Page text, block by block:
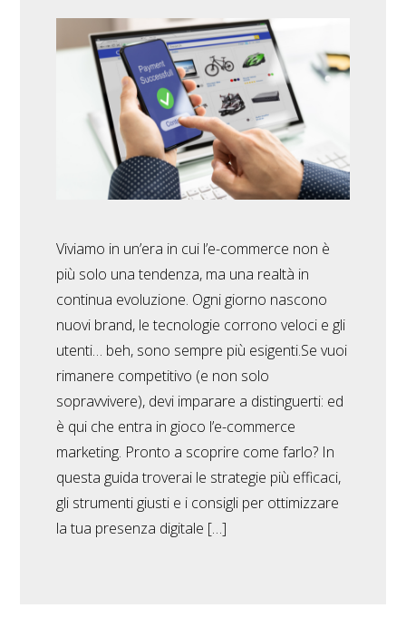
Viviamo in un’era in cui l’e-commerce non è
più solo una tendenza, ma una realtà in
continua evoluzione. Ogni giorno nascono
nuovi brand, le tecnologie corrono veloci e gli
utenti… beh, sono sempre più esigenti.Se vuoi
rimanere competitivo (e non solo
sopravvivere), devi imparare a distinguerti: ed
è qui che entra in gioco l’e-commerce
marketing. Pronto a scoprire come farlo? In
questa guida troverai le strategie più efficaci,
gli strumenti giusti e i consigli per ottimizzare
la tua presenza digitale […]